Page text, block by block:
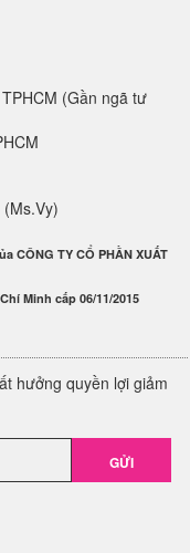
(Gần ngã tư
CÔNG TY CỔ PHẦN XUẤT
Minh cấp 06/11/2015
hưởng quyền lợi giảm
GỬI